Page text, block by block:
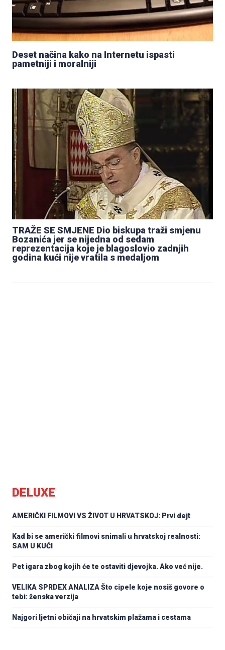
Deset načina kako na Internetu ispasti
pametniji i moralniji
TRAŽE SE SMJENE Dio biskupa traži smjenu
Bozanića jer se nijedna od sedam
reprezentacija koje je blagoslovio zadnjih
godina kući nije vratila s medaljom
DELUXE
AMERIČKI FILMOVI VS ŽIVOT U HRVATSKOJ: Prvi dejt
Kad bi se američki filmovi snimali u hrvatskoj realnosti:
SAM U KUĆI
Pet igara zbog kojih će te ostaviti djevojka. Ako već nije.
VELIKA SPRDEX ANALIZA Što cipele koje nosiš govore o
tebi: ženska verzija
Najgori ljetni običaji na hrvatskim plažama i cestama